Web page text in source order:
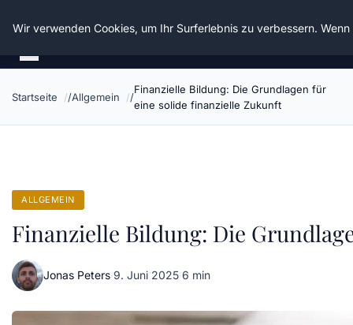
Die Schnitter
Startseite Allgemein
Finanzielle Bildung: Die Grundlagen für
eine solide finanzielle Zukunft
ALLGEMEIN
Finanzielle Bildung: Die
Jonas Peters·9. Juni 2025·6 min
Wir verwenden Cookies, um Ihr Surferlebnis zu verbessern.